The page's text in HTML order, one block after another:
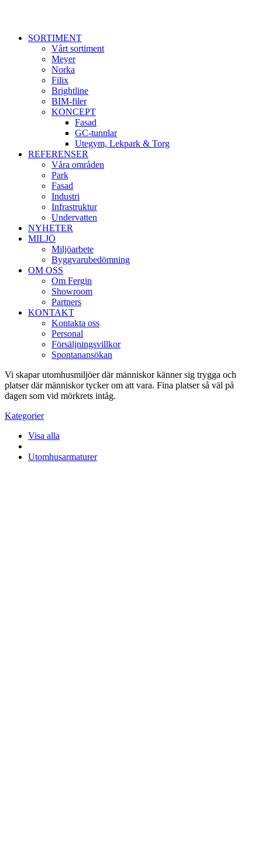
SORTIMENT
Vårt sortiment
Meyer
Norka
Filix
Brightline
BIM-filer
KONCEPT
Fasad
GC-tunnlar
Utegym, Lekpark & Torg
REFERENSER
Våra områden
Park
Fasad
Industri
Infrastruktur
Undervatten
NYHETER
MILJÖ
Miljöarbete
Byggvarubedömning
OM OSS
Om Fergin
Showroom
Partners
KONTAKT
Kontakta oss
Personal
Försäljningsvillkor
Spontanansökan
Vi skapar utomhusmiljöer där människor känner sig trygga och
platser där människor tycker om att vara. Fina platser så väl på
dagen som vid mörkrets intåg.
Kategorier
Visa alla
Utomhusarmaturer